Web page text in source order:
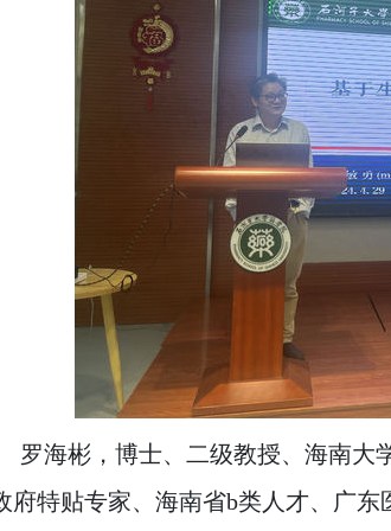
海彬 ， 博士、二级教授、海南大
府特贴专家、海南省b类人才、广东